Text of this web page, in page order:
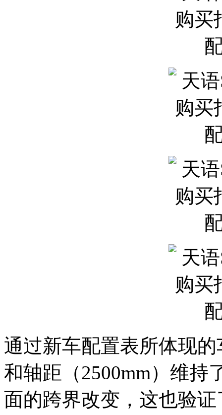
通过新车配置表所体现的
和轴距（2500mm）维持
面的跨界改变，这也验